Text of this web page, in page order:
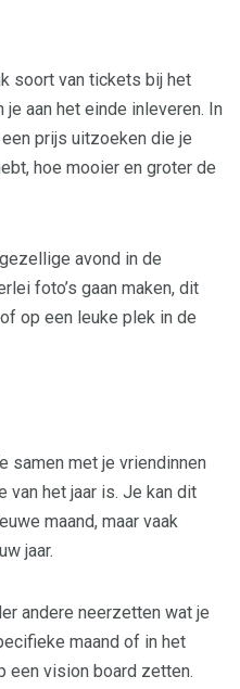
soort van tickets bij het
aan het einde inleveren. In
prijs uitzoeken die je
hoe mooier en groter de
avond in de
foto’s gaan maken, dit
op een leuke plek in de
samen met je vriendinnen
van het jaar is. Je kan dit
maand, maar vaak
jaar.
andere neerzetten wat je
maand of in het
een vision board zetten.